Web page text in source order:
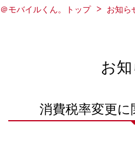
＠モバイルくん。トップ お知ら
お
消費税率変更